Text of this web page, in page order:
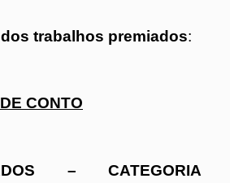
trabalhos premiados:
CONTO
– CATEGORIA